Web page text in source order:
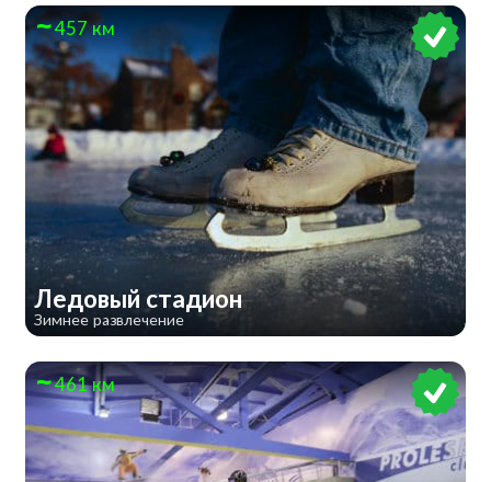
457 км
​Ледовый стадион
Зимнее развлечение
461 км